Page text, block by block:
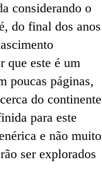
considerando o
do final dos anos
que este é um
poucas páginas,
do continente
para este
e não muito
ser explorados